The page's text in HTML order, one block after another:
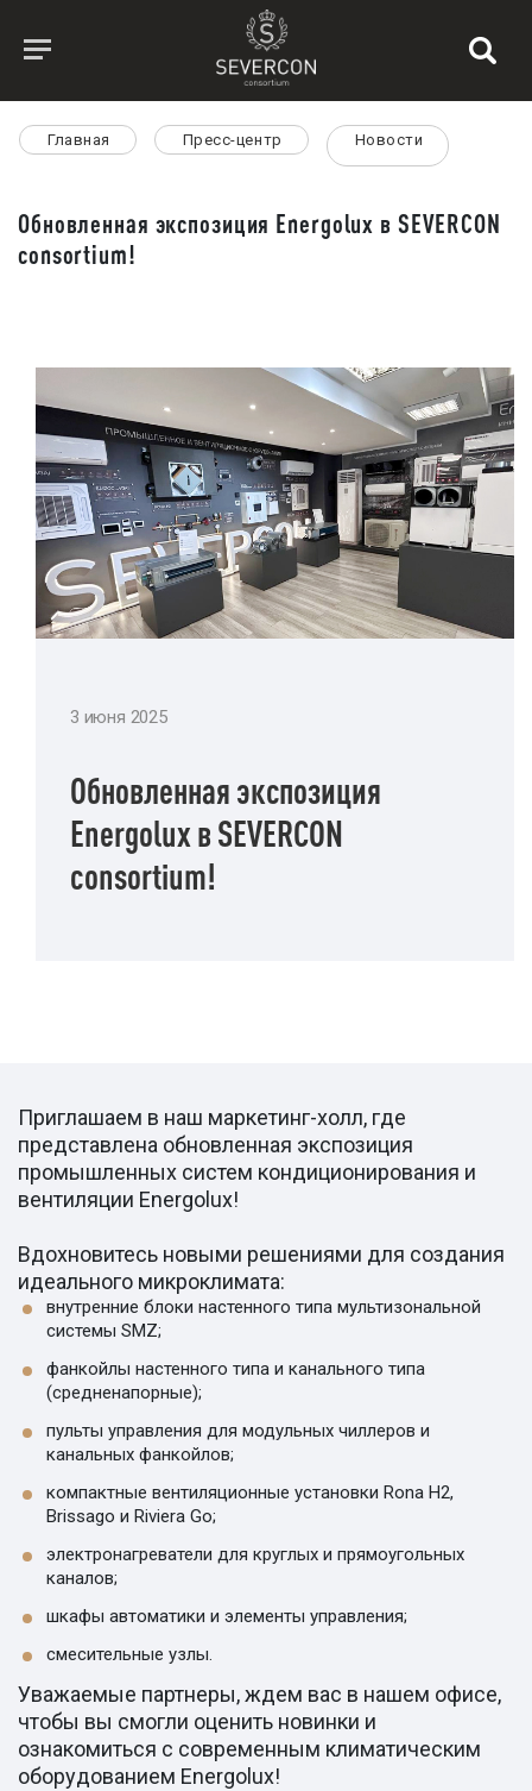
Главная Пресс-центр Новости
Обновленная экспозиция Energolux в SEVERCON
consortium!
3 июня 2025
Обновленная экспозиция
Energolux в SEVERCON
consortium!
Приглашаем в наш маркетинг-холл, где
представлена обновленная экспозиция
промышленных систем кондиционирования и
вентиляции Energolux!
Вдохновитесь новыми решениями для создания
идеального микроклимата:
внутренние блоки настенного типа мультизональной
системы SMZ;
фанкойлы настенного типа и канального типа
(средненапорные);
пульты управления для модульных чиллеров и
канальных фанкойлов;
компактные вентиляционные установки Rona H2,
Brissago и Riviera Go;
электронагреватели для круглых и прямоугольных
каналов;
шкафы автоматики и элементы управления;
смесительные узлы.
Уважаемые партнеры, ждем вас в нашем офисе,
чтобы вы смогли оценить новинки и
ознакомиться с современным климатическим
оборудованием Energolux!